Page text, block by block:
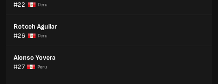
#22
Peru
Rotceh Aguilar
#26
Peru
Alonso Yovera
#27
Peru